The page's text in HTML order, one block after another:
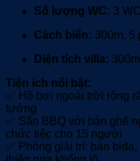
Số lượng WC: 3
Cách biển: 300m, 5
Diện tích villa:
Tiện ích nổi bật:
✅ Hồ bơi ngoài trời rộng
tưởng
✅ Sân BBQ với bàn ghế
chức tiệc cho 15 người
✅ Phòng giải trí: bàn